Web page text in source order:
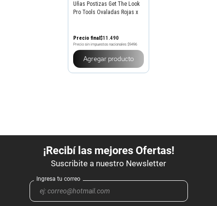
Uñas Postizas Get The Look
Pro Tools Ovaladas Rojas x
Precio final$11 .490
Precio sin impuestos nacionales $9496
Agregar producto